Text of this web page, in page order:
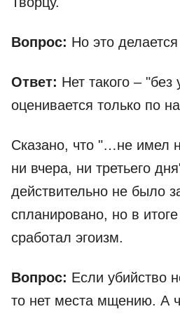
Вопрос: Но это
Ответ: Нет такого –
оценивается только по
Сказано, что "…не имел
ни вчера, ни третьего
действительно не было
спланировано, но в
сработал эгоизм.
Вопрос: Если убийство
то нет места мщению. А